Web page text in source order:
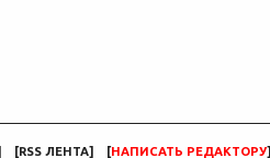
[RSS ЛЕНТА] [НАПИСАТЬ РЕДАКТОРУ]